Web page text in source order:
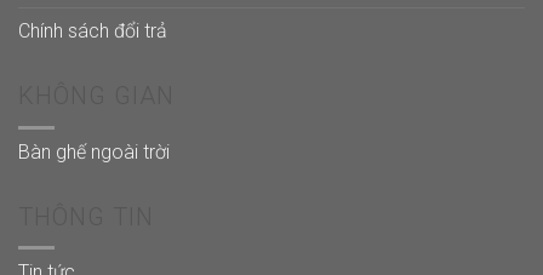
Chính sách đổi trả
Bàn ghế ngoài trời